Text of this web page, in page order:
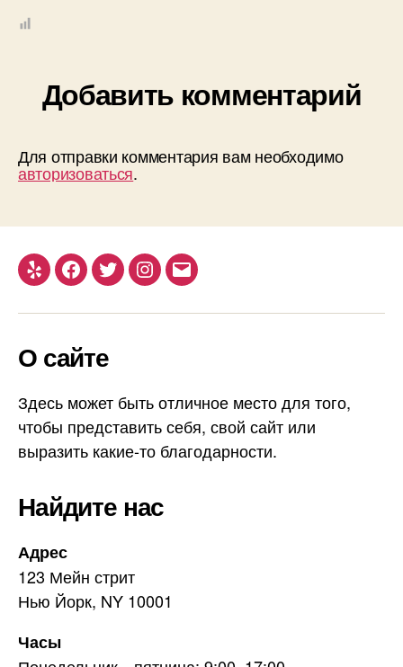
Добавить комментарий
Для отправки комментария вам необходимо
авторизоваться.
Yelp Facebook
TwitterInstagram
Email
О сайте
Здесь может быть отличное место для того,
чтобы представить себя, свой сайт или
выразить какие-то благодарности.
Найдите нас
Адрес
123 Мейн стрит
Нью Йорк, NY 10001
Часы